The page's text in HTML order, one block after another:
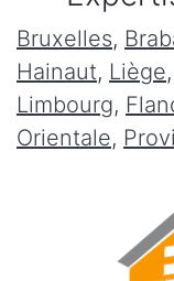
Bruxelles,
Hainaut, Liège,
Limbourg,
Orientale,